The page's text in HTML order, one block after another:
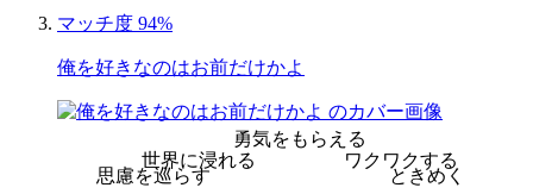
マッチ度 94%
俺を好きなのはお前だけかよ
勇気をもらえる
ワクワクする
ときめく
思慮を巡らす
世界に浸れる